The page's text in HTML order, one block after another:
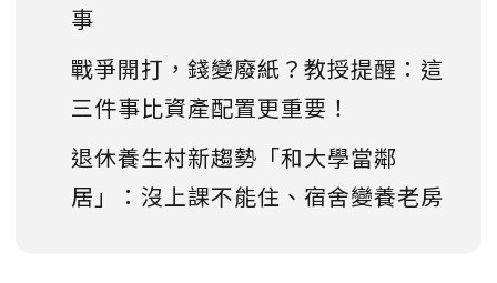
事
戰爭開打，錢變廢紙？教授提醒：這
三件事比資產配置更重要！
退休養生村新趨勢「和大學當鄰
居」：沒上課不能住、宿舍變養老房